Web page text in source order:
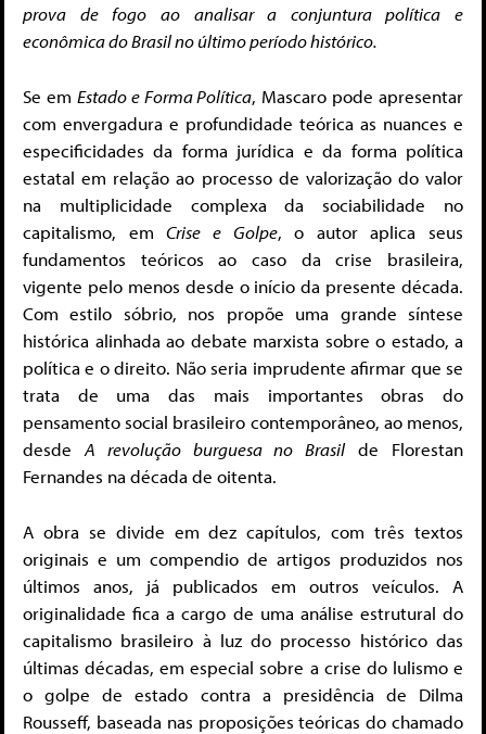
prova de fogo ao analisar a conjuntura política e
econômica do Brasil no último período histórico.
Se em Estado e Forma Política, Mascaro pode apresentar
com envergadura e profundidade teórica as nuances e
especificidades da forma jurídica e da forma política
estatal em relação ao processo de valorização do valor
na multiplicidade complexa da sociabilidade no
capitalismo, emCrise e Golpe, o autor aplica seus
fundamentos teóricos ao caso da crise brasileira,
vigente pelo menos desde o início da presente década.
Com estilo sóbrio, nos propõe uma grande síntese
histórica alinhada ao debate marxista sobre o estado, a
política e o direito. Não seria imprudente afirmar que se
trata de uma das mais importantes obras do
pensamento social brasileiro contemporâneo, ao menos,
desde A revolução burguesa no Brasilde Florestan
Fernandes na década de oitenta.
A obra se divide em dez capítulos, com três textos
originais e um compendio de artigos produzidos nos
últimos anos, já publicados em outros veículos. A
originalidade fica a cargo de uma análise estrutural do
capitalismo brasileiro à luz do processo histórico das
últimas décadas, em especial sobre a crise do lulismo e
o golpe de estado contra a presidência de Dilma
Rousseff, baseada nas proposições teóricas do chamado